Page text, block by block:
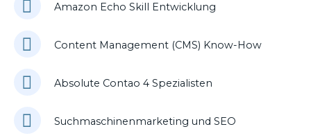
Amazon Echo Skill Entwicklung
Content Management (CMS) Know-How
Absolute Contao 4 Spezialisten
Suchmaschinenmarketing und SEO